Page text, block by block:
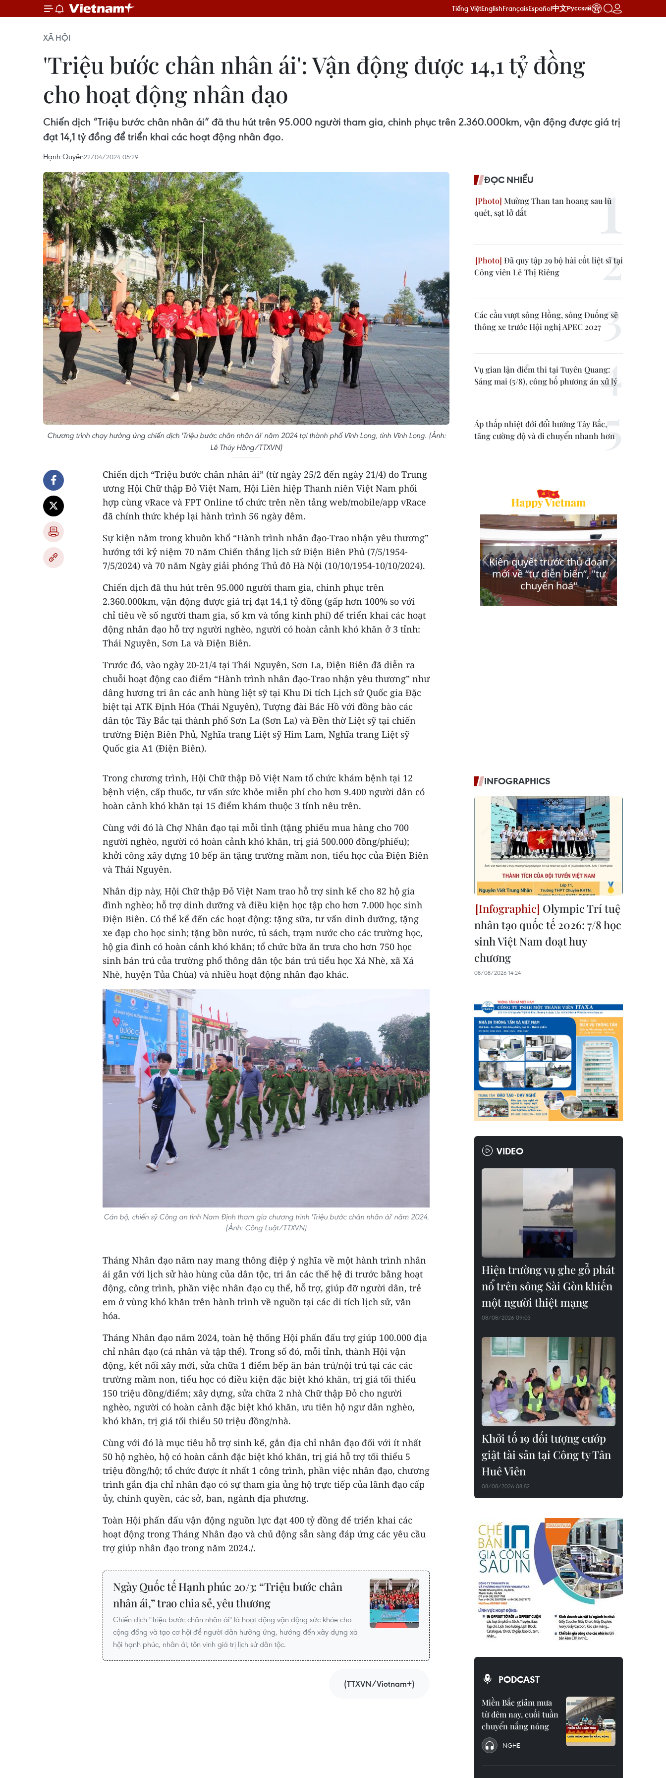
Tiếng ViệtEnglishFrançaisEspañol中文Русский
XÃ HỘI
'Triệu bước chân nhân ái': Vận động được 14,1 tỷ đồng
cho hoạt động nhân đạo
Chiến dịch “Triệu bước chân nhân ái” đã thu hút trên 95.000 người tham gia, chinh phục trên 2.360.000km, vận động được giá trị
đạt 14,1 tỷ đồng để triển khai các hoạt động nhân đạo.
Hạnh Quyên22/04/2024 05:29
Chương trình chạy hưởng ứng chiến dịch 'Triệu bước chân nhân ái' năm 2024 tại thành phố Vĩnh Long, tỉnh Vĩnh Long. (Ảnh:
Lê Thúy Hằng/TTXVN)
Chiến dịch “Triệu bước chân nhân ái” (từ ngày 25/2 đến ngày 21/4) do Trung
ương Hội Chữ thập Đỏ Việt Nam, Hội Liên hiệp Thanh niên Việt Nam phối
hợp cùng vRace và FPT Online tổ chức trên nền tảng web/mobile/app vRace
đã chính thức khép lại hành trình 56 ngày đêm.
Sự kiện nằm trong khuôn khổ “Hành trình nhân đạo-Trao nhận yêu thương”
hướng tới kỷ niệm 70 năm Chiến thắng lịch sử Điện Biên Phủ (7/5/1954-
7/5/2024) và 70 năm Ngày giải phóng Thủ đô Hà Nội (10/10/1954-10/10/2024).
Chiến dịch đã thu hút trên 95.000 người tham gia, chinh phục trên
2.360.000km, vận động được giá trị đạt 14,1 tỷ đồng (gấp hơn 100% so với
chỉ tiêu về số người tham gia, số km và tổng kinh phí) để triển khai các hoạt
động nhân đạo hỗ trợ người nghèo, người có hoàn cảnh khó khăn ở 3 tỉnh:
Thái Nguyên, Sơn La và Điện Biên.
Trước đó, vào ngày 20-21/4 tại Thái Nguyên, Sơn La, Điện Biên đã diễn ra
chuỗi hoạt động cao điểm “Hành trình nhân đạo-Trao nhận yêu thương” như
dâng hương tri ân các anh hùng liệt sỹ tại Khu Di tích Lịch sử Quốc gia Đặc
biệt tại ATK Định Hóa (Thái Nguyên), Tượng đài Bác Hồ với đồng bào các
dân tộc Tây Bắc tại thành phố Sơn La (Sơn La) và Đền thờ Liệt sỹ tại chiến
trường Điện Biên Phủ, Nghĩa trang Liệt sỹ Him Lam, Nghĩa trang Liệt sỹ
Quốc gia A1 (Điện Biên).
Trong chương trình, Hội Chữ thập Đỏ Việt Nam tổ chức khám bệnh tại 12
bệnh viện, cấp thuốc, tư vấn sức khỏe miễn phí cho hơn 9.400 người dân có
hoàn cảnh khó khăn tại 15 điểm khám thuộc 3 tỉnh nêu trên.
Cùng với đó là Chợ Nhân đạo tại mỗi tỉnh (tặng phiếu mua hàng cho 700
người nghèo, người có hoàn cảnh khó khăn, trị giá 500.000 đồng/phiếu);
khởi công xây dựng 10 bếp ăn tặng trường mầm non, tiểu học của Điện Biên
và Thái Nguyên.
Nhân dịp này, Hội Chữ thập Đỏ Việt Nam trao hỗ trợ sinh kế cho 82 hộ gia
đình nghèo; hỗ trợ dinh dưỡng và điều kiện học tập cho hơn 7.000 học sinh
Điện Biên. Có thể kể đến các hoạt động: tặng sữa, tư vấn dinh dưỡng, tặng
xe đạp cho học sinh; tặng bồn nước, tủ sách, trạm nước cho các trường học,
hộ gia đình có hoàn cảnh khó khăn; tổ chức bữa ăn trưa cho hơn 750 học
sinh bán trú của trường phổ thông dân tộc bán trú tiểu học Xá Nhè, xã Xá
Nhè, huyện Tủa Chùa) và nhiều hoạt động nhân đạo khác.
Cán bộ, chiến sỹ Công an tỉnh Nam Định tham gia chương trình 'Triệu bước chân nhân ái' năm 2024.
(Ảnh: Công Luật/TTXVN)
Tháng Nhân đạo năm nay mang thông điệp ý nghĩa về một hành trình nhân
ái gắn với lịch sử hào hùng của dân tộc, tri ân các thế hệ đi trước bằng hoạt
động, công trình, phần việc nhân đạo cụ thể, hỗ trợ, giúp đỡ người dân, trẻ
em ở vùng khó khăn trên hành trình về nguồn tại các di tích lịch sử, văn
hóa.
Tháng Nhân đạo năm 2024, toàn hệ thống Hội phấn đấu trợ giúp 100.000 địa
chỉ nhân đạo (cá nhân và tập thể). Trong số đó, mỗi tỉnh, thành Hội vận
động, kết nối xây mới, sửa chữa 1 điểm bếp ăn bán trú/nội trú tại các các
trường mầm non, tiểu học có điều kiện đặc biệt khó khăn, trị giá tối thiểu
150 triệu đồng/điểm; xây dựng, sửa chữa 2 nhà Chữ thập Đỏ cho người
nghèo, người có hoàn cảnh đặc biệt khó khăn, ưu tiên hộ ngư dân nghèo,
khó khăn, trị giá tối thiểu 50 triệu đồng/nhà.
Cùng với đó là mục tiêu hỗ trợ sinh kế, gắn địa chỉ nhân đạo đối với ít nhất
50 hộ nghèo, hộ có hoàn cảnh đặc biệt khó khăn, trị giá hỗ trợ tối thiểu 5
triệu đồng/hộ; tổ chức được ít nhất 1 công trình, phần việc nhân đạo, chương
trình gắn địa chỉ nhân đạo có sự tham gia ủng hộ trực tiếp của lãnh đạo cấp
ủy, chính quyền, các sở, ban, ngành địa phương.
Toàn Hội phấn đấu vận động nguồn lực đạt 400 tỷ đồng để triển khai các
hoạt động trong Tháng Nhân đạo và chủ động sẵn sàng đáp ứng các yêu cầu
trợ giúp nhân đạo trong năm 2024./.
Ngày Quốc tế Hạnh phúc 20/3: “Triệu bước chân
nhân ái,” trao chia sẻ, yêu thương
Chiến dịch "Triệu bước chân nhân ái" là hoạt động vận động sức khỏe cho
cộng đồng và tạo cơ hội để người dân hưởng ứng, hướng đến xây dựng xã
hội hạnh phúc, nhân ái; tôn vinh giá trị lịch sử dân tộc.
(TTXVN/Vietnam+)
ĐỌC NHIỀU
Mường Than tan hoang sau lũ
quét, sạt lở đất
Đã quy tập 29 bộ hài cốt liệt sĩ tại
Công viên Lê Thị Riêng
Các cầu vượt sông Hồng, sông Đuống sẽ
thông xe trước Hội nghị APEC 2027
Vụ gian lận điểm thi tại Tuyên Quang:
Sáng mai (5/8), công bố phương án xử lý
Áp thấp nhiệt đới đổi hướng Tây Bắc,
tăng cường độ và di chuyển nhanh hơn
INFOGRAPHICS
Olympic Trí tuệ
nhân tạo quốc tế 2026: 7/8 học
sinh Việt Nam đoạt huy
chương
08/08/2026 14:24
VIDEO
Hiện trường vụ ghe gỗ phát
nổ trên sông Sài Gòn khiến
một người thiệt mạng
08/08/2026 09:03
Khởi tố 19 đối tượng cướp
giật tài sản tại Công ty Tân
Huê Viên
08/08/2026 08:52
PODCAST
Miền Bắc giảm mưa
từ đêm nay, cuối tuần
chuyển nắng nóng
NGHE